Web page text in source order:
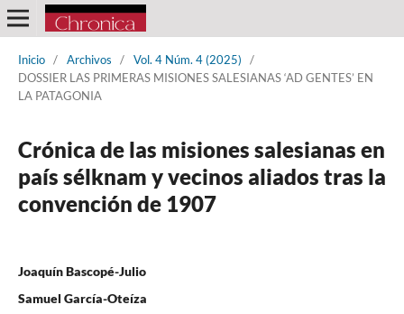
Inicio / Archivos / Vol. 4 Núm. 4 (2025)
/
DOSSIER LAS PRIMERAS MISIONES SALESIANAS ‘AD GENTES’ EN
LA PATAGONIA
Crónica de las misiones salesianas en
país sélknam y vecinos aliados tras la
convención de 1907
Joaquín Bascopé-Julio
Samuel García-Oteíza